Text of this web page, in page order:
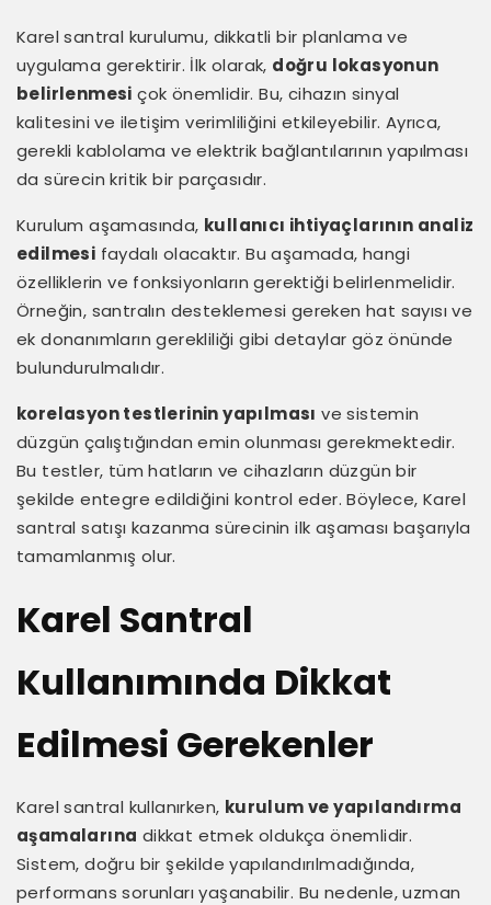
Karel santral kurulumu, dikkatli bir planlama ve
uygulama gerektirir. İlk olarak, doğru lokasyonun
belirlenmesi çok önemlidir. Bu, cihazın sinyal
kalitesini ve iletişim verimliliğini etkileyebilir. Ayrıca,
gerekli kablolama ve elektrik bağlantılarının yapılması
da sürecin kritik bir parçasıdır.
Kurulum aşamasında, kullanıcı ihtiyaçlarının analiz
edilmesi faydalı olacaktır. Bu aşamada, hangi
özelliklerin ve fonksiyonların gerektiği belirlenmelidir.
Örneğin, santralın desteklemesi gereken hat sayısı ve
ek donanımların gerekliliği gibi detaylar göz önünde
bulundurulmalıdır.
korelasyon testlerinin yapılması ve sistemin
düzgün çalıştığından emin olunması gerekmektedir.
Bu testler, tüm hatların ve cihazların düzgün bir
şekilde entegre edildiğini kontrol eder. Böylece, Karel
santral satışı kazanma sürecinin ilk aşaması başarıyla
tamamlanmış olur.
Karel Santral
Kullanımında Dikkat
Edilmesi Gerekenler
Karel santral kullanırken, kurulum ve yapılandırma
aşamalarına dikkat etmek oldukça önemlidir.
Sistem, doğru bir şekilde yapılandırılmadığında,
performans sorunları yaşanabilir. Bu nedenle, uzman